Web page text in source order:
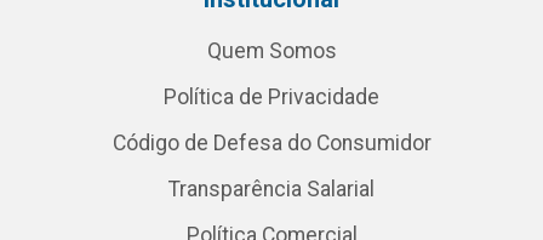
Quem Somos
Política de Privacidade
Código de Defesa do Consumidor
Transparência Salarial